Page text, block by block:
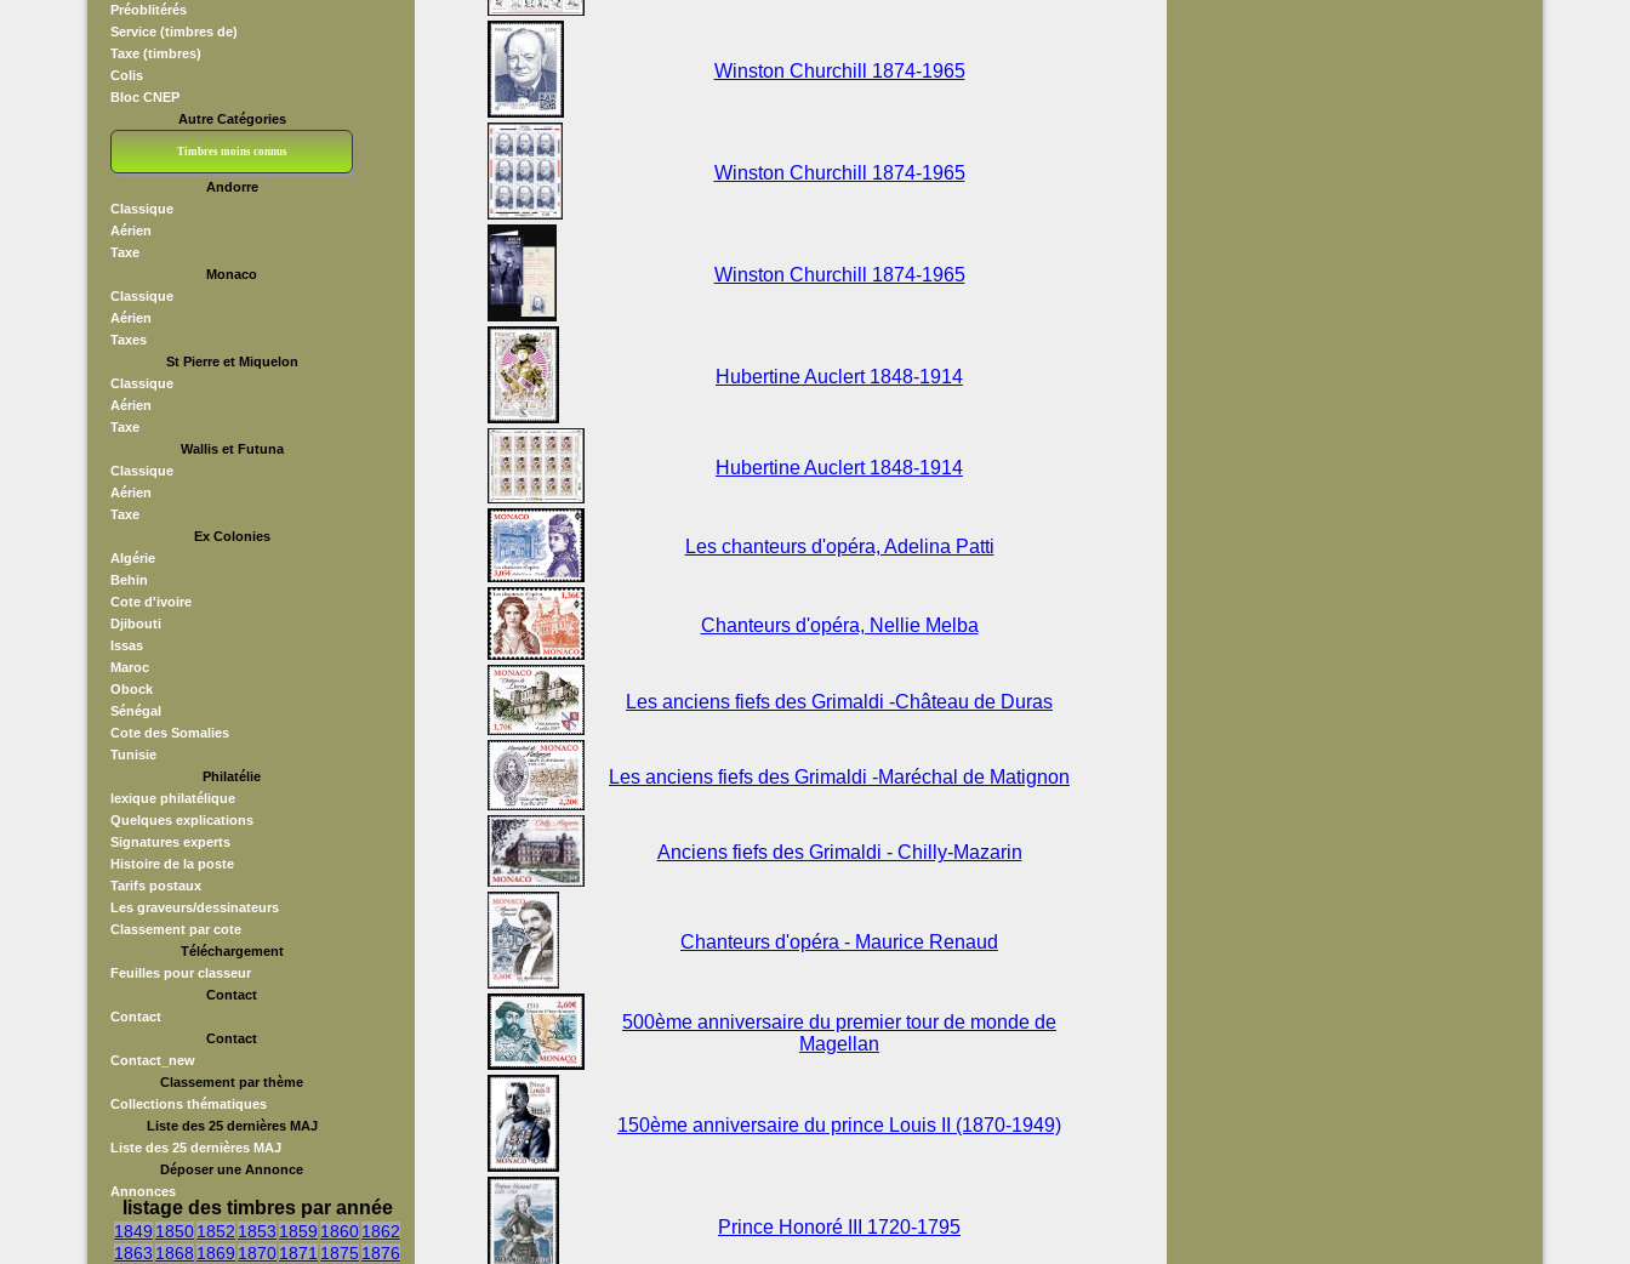
Préoblitérés
Service (timbres de)
Taxe (timbres)
Colis
Bloc CNEP
Autre Catégories
Timbres moins connus
Andorre
Classique
Aérien
Taxe
Monaco
Classique
Aérien
Taxes
St Pierre et Miquelon
Classique
Aérien
Taxe
Wallis et Futuna
Classique
Aérien
Taxe
Ex Colonies
Algérie
Behin
Cote d'ivoire
Djibouti
Issas
Maroc
Obock
Sénégal
Cote des Somalies
Tunisie
Philatélie
lexique philatélique
Quelques explications
Signatures experts
Histoire de la poste
Tarifs postaux
Les graveurs/dessinateurs
Classement par cote
Téléchargement
Feuilles pour classeur
Contact
Contact
Contact
Contact_new
Classement par thème
Collections thématiques
Liste des 25 dernières MAJ
Liste des 25 dernières MAJ
Déposer une Annonce
Annonces
listage des timbres par année
1849 18501852 1853 1859 18601862
1863 1868 1869 18701871 1875 1876
Winston Churchill 1874-1965
Winston Churchill 1874-1965
Winston Churchill 1874-1965
Hubertine Auclert 1848-1914
Hubertine Auclert 1848-1914
Les chanteurs d'opéra, Adelina Patti
Chanteurs d'opéra, Nellie Melba
Les anciens fiefs des Grimaldi -Château de Duras
Les anciens fiefs des Grimaldi -Maréchal de Matignon
Anciens fiefs des Grimaldi - Chilly-Mazarin
Chanteurs d'opéra - Maurice Renaud
500ème anniversaire du premier tour de monde de
Magellan
150ème anniversaire du prince Louis II (1870-1949)
Prince Honoré III 1720-1795